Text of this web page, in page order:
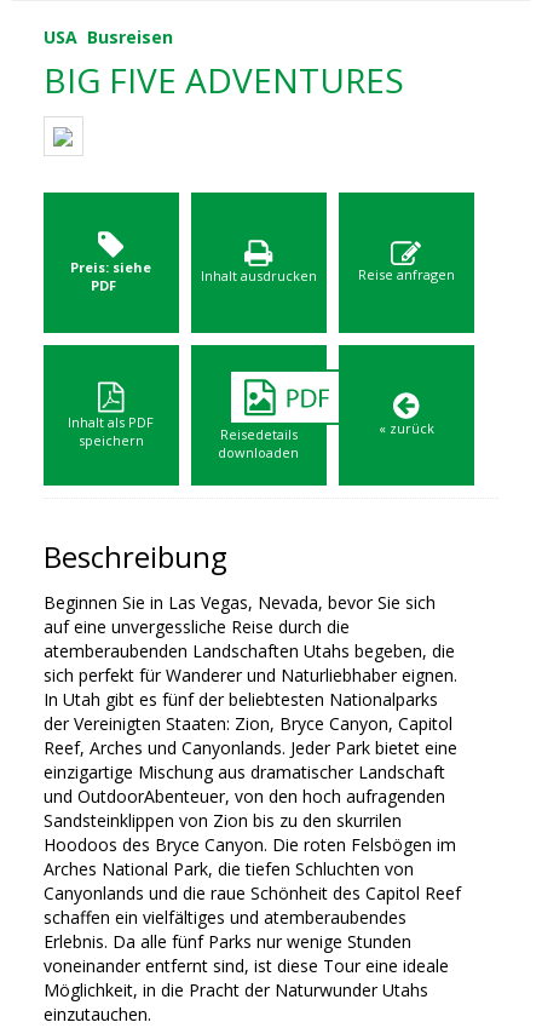
USA Busreisen
BIG FIVE ADVENTURES
Preis: siehe
PDF
Inhalt ausdrucken Reise anfragen
Inhalt als PDF
speichern
Reisedetails
downloaden
« zurück
Beschreibung
Beginnen Sie in Las Vegas, Nevada, bevor Sie sich
auf eine unvergessliche Reise durch die
atemberaubenden Landschaften Utahs begeben, die
sich perfekt für Wanderer und Naturliebhaber eignen.
In Utah gibt es fünf der beliebtesten Nationalparks
der Vereinigten Staaten: Zion, Bryce Canyon, Capitol
Reef, Arches und Canyonlands. Jeder Park bietet eine
einzigartige Mischung aus dramatischer Landschaft
und OutdoorAbenteuer, von den hoch aufragenden
Sandsteinklippen von Zion bis zu den skurrilen
Hoodoos des Bryce Canyon. Die roten Felsbögen im
Arches National Park, die tiefen Schluchten von
Canyonlands und die raue Schönheit des Capitol Reef
schaffen ein vielfältiges und atemberaubendes
Erlebnis. Da alle fünf Parks nur wenige Stunden
voneinander entfernt sind, ist diese Tour eine ideale
Möglichkeit, in die Pracht der Naturwunder Utahs
einzutauchen.